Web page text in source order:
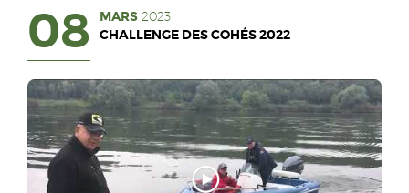
08 MARS 2023
CHALLENGE DES COHÉS 2022